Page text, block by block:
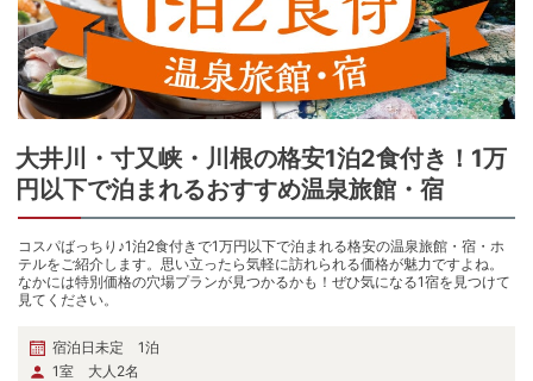
大井川・寸又峡・川根の格安1泊2食付き！1万
円以下で泊まれるおすすめ温泉旅館・宿
コスパばっちり♪1泊2食付きで1万円以下で泊まれる格安の温泉旅館・宿・ホ
テルをご紹介します。思い立ったら気軽に訪れられる価格が魅力ですよね。
なかには特別価格の穴場プランが見つかるかも！ぜひ気になる1宿を見つけて
見てください。
宿泊日未定 1泊
1室 大人2名